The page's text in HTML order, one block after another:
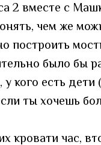
2 вместе с
чем же
построить
было бы
у кого есть
ты хочешь
кровати час,